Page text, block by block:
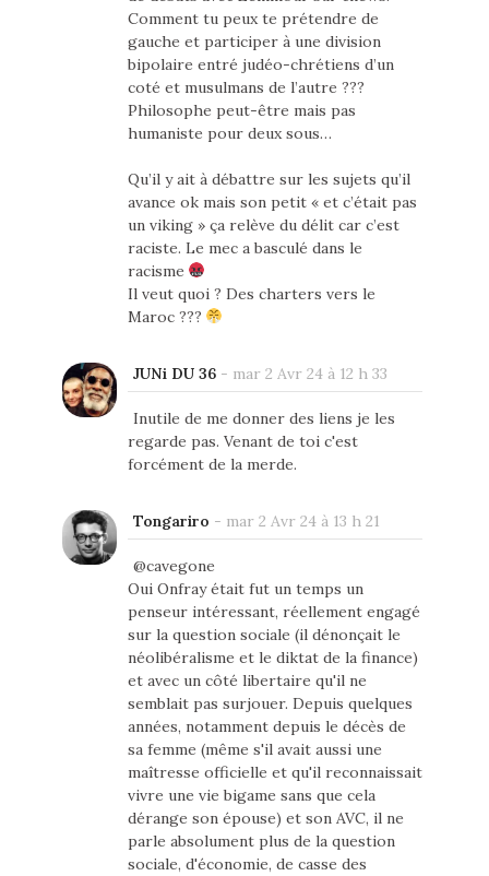
Comment tu peux te prétendre de
gauche et participer à une division
bipolaire entré judéo-chrétiens d’un
coté et musulmans de l’autre ???
Philosophe peut-être mais pas
humaniste pour deux sous…
Qu’il y ait à débattre sur les sujets qu’il
avance ok mais son petit « et c’était pas
un viking » ça relève du délit car c’est
raciste. Le mec a basculé dans le
racisme
Il veut quoi ? Des charters vers le
Maroc ???
JUNi DU 36- mar 2 Avr 24 à 12 h 33
Inutile de me donner des liens je les
regarde pas. Venant de toi c'est
forcément de la merde.
Tongariro - mar 2 Avr 24 à 13 h 21
@cavegone
Oui Onfray était fut un temps un
penseur intéressant, réellement engagé
sur la question sociale (il dénonçait le
néolibéralisme et le diktat de la finance)
et avec un côté libertaire qu'il ne
semblait pas surjouer. Depuis quelques
années, notamment depuis le décès de
sa femme (même s'il avait aussi une
maîtresse officielle et qu'il reconnaissait
vivre une vie bigame sans que cela
dérange son épouse) et son AVC, il ne
parle absolument plus de la question
sociale, d'économie, de casse des